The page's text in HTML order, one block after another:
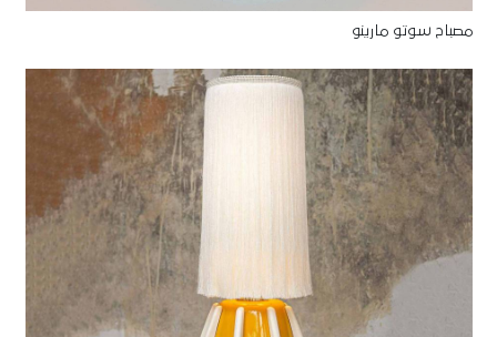
مصباح سوتو مارينو